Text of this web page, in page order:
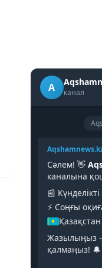
A канал
Сәлем! 👋
каналына
📰
⚡️ Соңғы
Жазылыңыз
қалмаңыз! 🔔